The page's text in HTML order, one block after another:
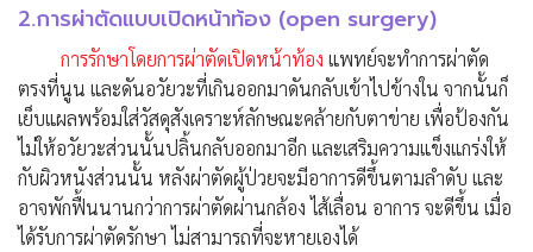
2.การผ่าตัดแบบเปิดหน้าท้อง (open surgery)
การรักษาโดยการผ่าตัดเปิดหน้าท้อง แพทย์จะทำการผ่าตัด
ตรงที่นูน และดันอวัยวะที่เกินออกมาดันกลับเข้าไปข้างใน จากนั้นก็
เย็บแผลพร้อมใส่วัสดุสังเคราะห์ลักษณะคล้ายกับตาข่าย เพื่อป้องกัน
ไม่ให้อวัยวะส่วนนั้นปลิ้นกลับออกมาอีก และเสริมความแข็งแกร่งให้
กับผิวหนังส่วนนั้น หลังผ่าตัดผู้ป่วยจะมีอาการดีขึ้นตามลำดับ และ
อาจพักฟื้นนานกว่าการผ่าตัดผ่านกล้อง ไส้เลื่อน อาการ จะดีขึ้น เมื่อ
ได้รับการผ่าตัดรักษา ไม่สามารถที่จะหายเองได้